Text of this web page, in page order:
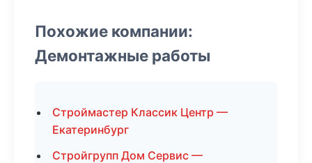
Похожие компании:
Демонтажные работы
Строймастер Классик Центр —
Екатеринбург
Стройгрупп Дом Сервис —